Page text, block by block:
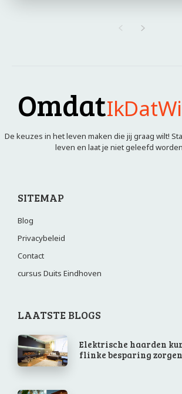
Omdat
De keuzes in het leven maken die jij graag wilt!
leven en laat je niet geleefd
SITEMAP
Blog
Privacybeleid
Contact
cursus Duits Eindhoven
LAATSTE BLOGS
Elektrische haarden
flinke besparing zorgen